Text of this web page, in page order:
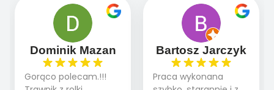
panowie wiedzą co
robią. Wszystko poszło
sprawnie i szybko.
Doradztwo w
pielęgnacji trawnika
teraz i na późniejszym
etapie jest dużym
oczekiwaniami. Prace
przebiegały sprawnie
dzięki temu,że firma
działa kompleksowo :
ogrodnictwo,nawodnienie,
brukarstwo.Efekt
końcowy przerósł
Dominik Mazan
Gorąco polecam.!!!
Bartosz Jarczyk
Praca wykonana